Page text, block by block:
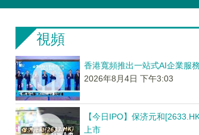
視頻
香港寬頻推出一站式AI企業服
2026年8月4日 下午3:03
【今日IPO】保济元和
上市